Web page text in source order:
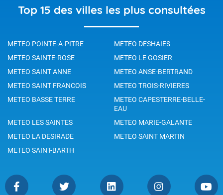
Top 15 des villes les plus consultées
METEO POINTE-A-PITRE
METEO DESHAIES
METEO SAINTE-ROSE
METEO LE GOSIER
METEO SAINT ANNE
METEO ANSE-BERTRAND
METEO SAINT FRANCOIS
METEO TROIS-RIVIERES
METEO BASSE TERRE
METEO CAPESTERRE-BELLE-
EAU
METEO LES SAINTES
METEO MARIE-GALANTE
METEO LA DESIRADE
METEO SAINT MARTIN
METEO SAINT-BARTH